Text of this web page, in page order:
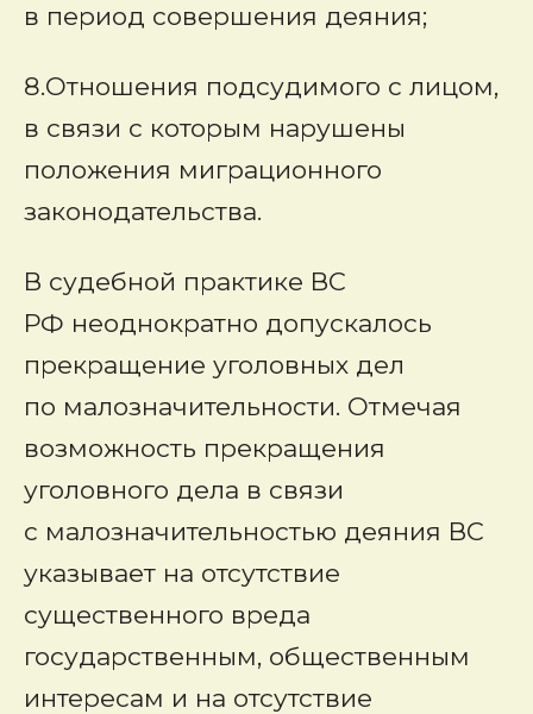
в период совершения деяния;
8.Отношения подсудимого с лицом,
в связи с которым нарушены
положения миграционного
законодательства.
В судебной практике ВС
РФ неоднократно допускалось
прекращение уголовных дел
по малозначительности. Отмечая
возможность прекращения
уголовного дела в связи
с малозначительностью деяния ВС
указывает на отсутствие
существенного вреда
государственным, общественным
интересам и на отсутствие